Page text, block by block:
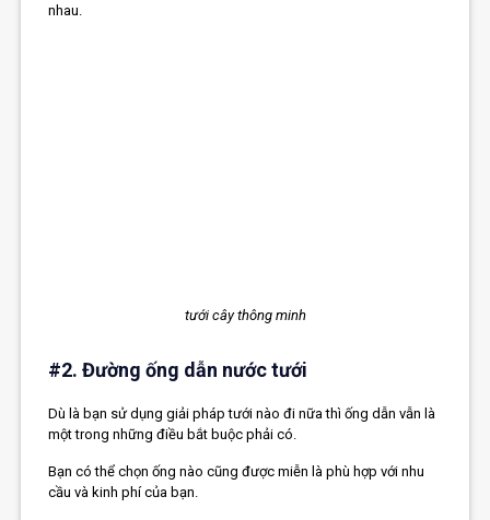
nhau.
tưới cây thông minh
#2. Đường ống dẫn nước tưới
Dù là bạn sử dụng giải pháp tưới nào đi nữa thì ống dẫn vẫn là
một trong những điều bắt buộc phải có.
Bạn có thể chọn ống nào cũng được miễn là phù hợp với nhu
cầu và kinh phí của bạn.